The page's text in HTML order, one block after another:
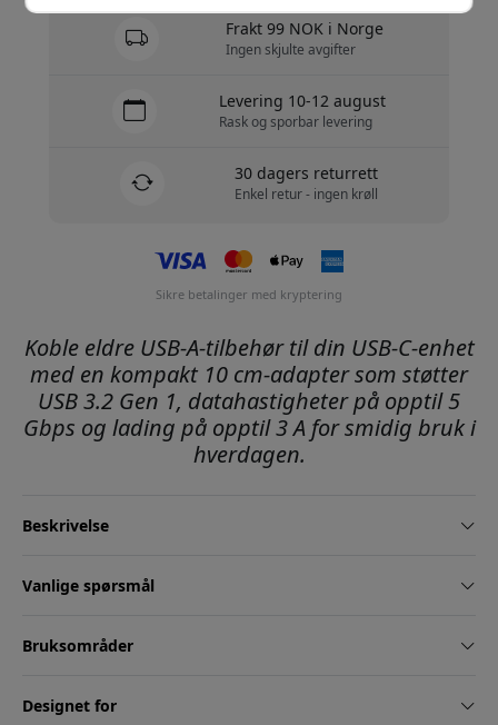
Frakt 99 NOK i Norge
Ingen skjulte avgifter
Levering 10-12 august
Rask og sporbar levering
30 dagers returrett
Enkel retur - ingen krøll
Sikre betalinger med kryptering
Koble eldre USB-A-tilbehør til din USB-C-enhet
med en kompakt 10 cm-adapter som støtter
USB 3.2 Gen 1, datahastigheter på opptil 5
Gbps og lading på opptil 3 A for smidig bruk i
hverdagen.
Beskrivelse
Vanlige spørsmål
Bruksområder
Designet for